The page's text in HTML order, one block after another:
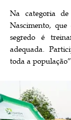
Na categoria
Nascimento,
segredo é
adequada.
toda a